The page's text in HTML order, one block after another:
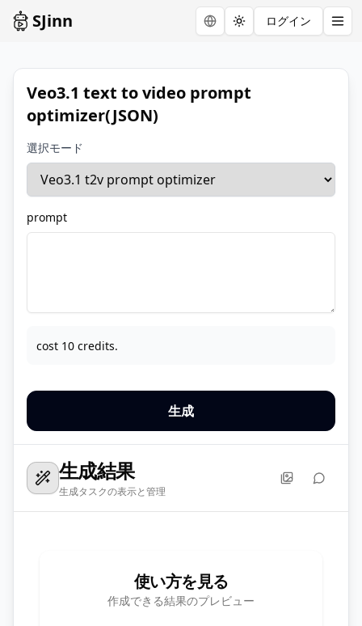
SJinn Toggle theme
ログイン
Veo3.1 text to video prompt
optimizer(JSON)
選択モード
prompt
cost 10 credits.
生成
生成結果
生成タスクの表示と管理
使い方を見る
作成できる結果のプレビュー